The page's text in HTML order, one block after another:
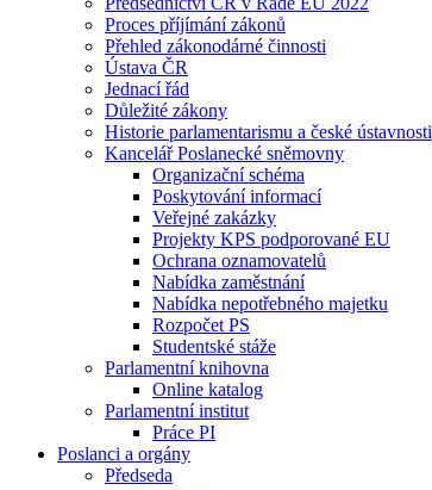
Proces příjímání zákonů
Přehled zákonodárné činnosti
Ústava ČR
Jednací řád
Důležité zákony
Historie parlamentarismu a české ústavnosti
Kancelář Poslanecké sněmovny
Organizační schéma
Poskytování informací
Veřejné zakázky
Projekty KPS podporované EU
Ochrana oznamovatelů
Nabídka zaměstnání
Nabídka nepotřebného majetku
Rozpočet PS
Studentské stáže
Parlamentní knihovna
Online katalog
Parlamentní institut
Práce PI
Poslanci a orgány
Předseda